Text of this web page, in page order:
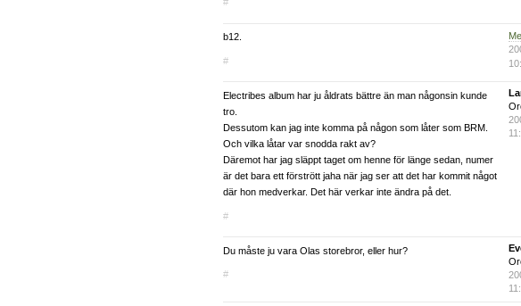
b12.
#
Electribes album har ju åldrats bättre än man någonsin kunde
tro.
Dessutom kan jag inte komma på någon som låter som BRM.
Och vilka låtar var snodda rakt av?
Däremot har jag släppt taget om henne för länge sedan, numer
är det bara ett förstrött jaha när jag ser att det har kommit något
där hon medverkar. Det här verkar inte ändra på det.
#
Du måste ju vara Olas storebror, eller hur?
#